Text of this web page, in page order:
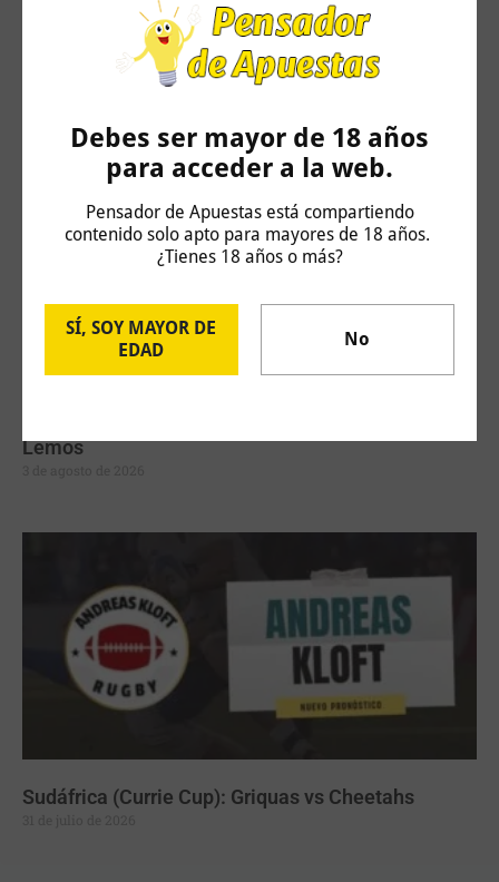
Debes ser mayor de 18 años
para acceder a la web.
Pensador de Apuestas está compartiendo
contenido solo apto para mayores de 18 años.
¿Tienes 18 años o más?
SÍ, SOY MAYOR DE
EDAD
No
Challenger Hagen: Carlos Taberner vs Juan
Bautista Torres
Lemos
Sudáfrica (Currie Cup): Griquas vs Cheetahs